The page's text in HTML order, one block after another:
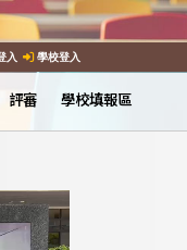
入 學校登入
評審 學校填報區